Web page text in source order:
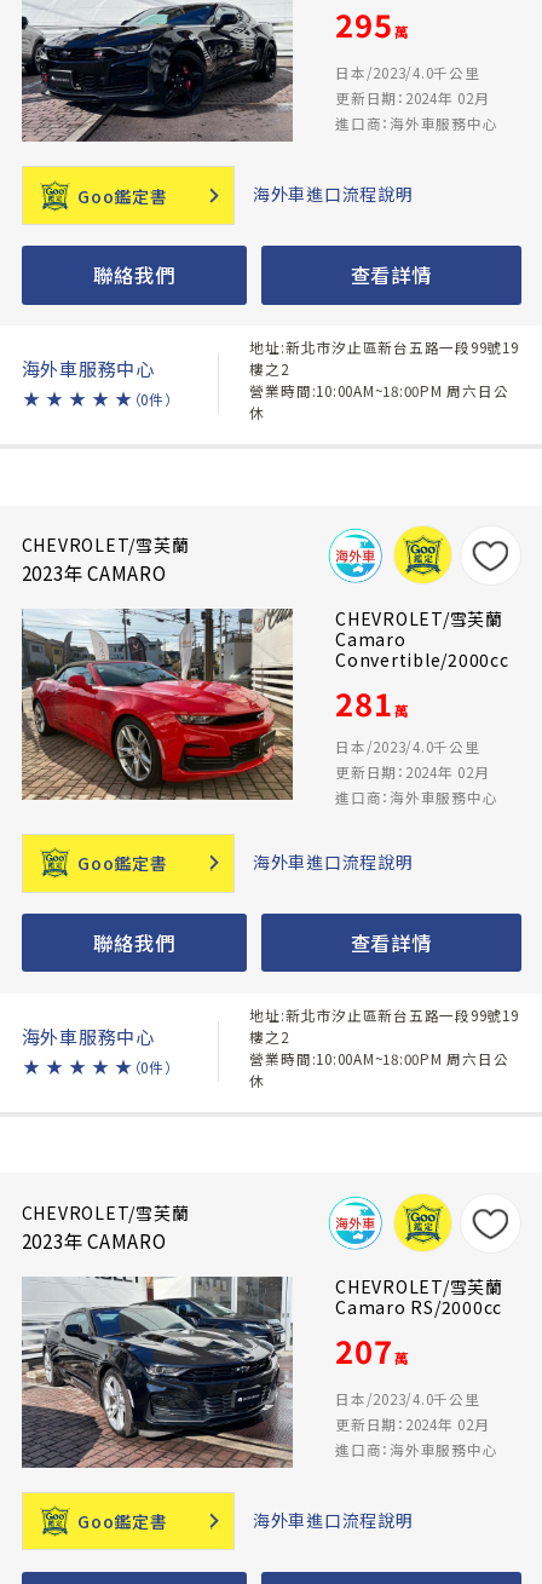
295萬
日本/2023/4.0千公里
更新日期：2024年 02月
進口商：海外車服務中心
Goo鑑定書 海外車進口流程說明
聯絡我們 查看詳情
海外車服務中心
★ ★ ★ ★ ★ （0件）
地址:新北市汐止區新台五路一段99號19
樓之2
營業時間:10:00AM~18:00PM 周六日公
休
CHEVROLET/雪芙蘭
2023年 CAMARO
CHEVROLET/雪芙蘭
Camaro
Convertible/2000cc
281萬
日本/2023/4.0千公里
更新日期：2024年 02月
進口商：海外車服務中心
Goo鑑定書 海外車進口流程說明
聯絡我們 查看詳情
海外車服務中心
★ ★ ★ ★ ★ （0件）
地址:新北市汐止區新台五路一段99號19
樓之2
營業時間:10:00AM~18:00PM 周六日公
休
CHEVROLET/雪芙蘭
2023年 CAMARO
CHEVROLET/雪芙蘭
Camaro RS/2000cc
207萬
日本/2023/4.0千公里
更新日期：2024年 02月
進口商：海外車服務中心
Goo鑑定書 海外車進口流程說明